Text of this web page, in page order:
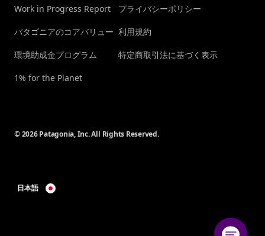
Work in Progress Report
パタゴニアのコアバリュー
環境助成金プログラム
1% for the Planet
プライバシーポリシー
利用規約
特定商取引法に基づく表示
© 2026 Patagonia, Inc. All Rights Reserved.
日本語